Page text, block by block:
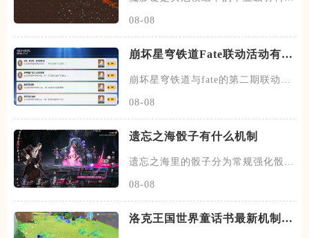
08-08
崩坏星穹铁道Fate联动活动有哪
崩坏星穹铁道与fate的第二期联动，
08-08
遗忘之海骰子有什么机制
遗忘之海里的骰子分为常规强化骰与
08-08
洛克王国世界童话书最新机制是